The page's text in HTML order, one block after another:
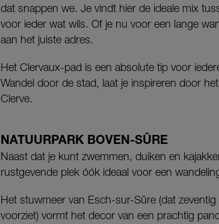
dat snappen we. Je vindt hier de ideale mix
voor ieder wat wils. Of je nu voor een lange
aan het juiste adres.
Het Clervaux-pad is een absolute tip voor
Wandel door de stad, laat je inspireren door
Clerve.
NATUURPARK BOVEN-SÛRE
Naast dat je kunt zwemmen, duiken en
rustgevende plek óók ideaal voor een
Het stuwmeer van Esch-sur-Sûre (dat
voorziet) vormt het decor van een prachtig